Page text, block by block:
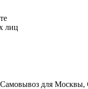
лиц
Самовывоз для